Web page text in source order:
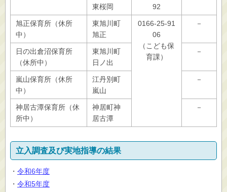
東桜岡
92
旭正保育所（休所
中）
東旭川町
旭正
0166-25-91
06
（こども保
育課）
－
日の出倉沼保育所
（休所中）
東旭川町
日ノ出
－
嵐山保育所（休所
中）
江丹別町
嵐山
－
神居古潭保育所（休
所中）
神居町神
居古潭
－
立入調査及び実地指導の結果
・ 令和6年度
・ 令和5年度